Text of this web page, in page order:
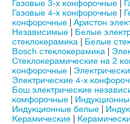
Газовые 3-х конфорочные
Газовые 4-х конфорочные
конфорочные
Аристон
Независимые
Белые
стеклокерамика
Белые
Bosch стеклокерамика
Стеклокерамические на 2
конфорочные
Электрические 4-х
Бош электрические
комфорочные
Индукционные белые
Керамические